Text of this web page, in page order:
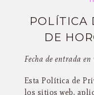
POLÍTICA
DE
Fecha de entrada
Esta Política de
los sitios web,